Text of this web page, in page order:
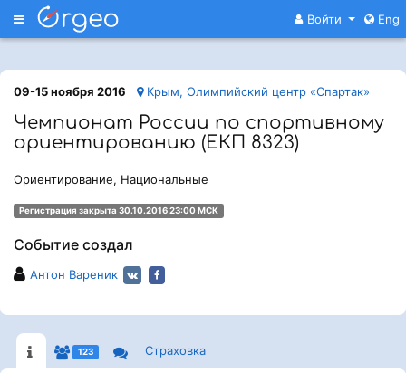
Меню Войти Eng
09-15 ноября 2016 Крым, Олимпийский центр «Спартак»
Чемпионат России по спортивному
ориентированию (ЕКП 8323)
Ориентирование, Национальные
Регистрация закрыта 30.10.2016 23:00 МСК
Событие создал
Антон Вареник
123 Страховка